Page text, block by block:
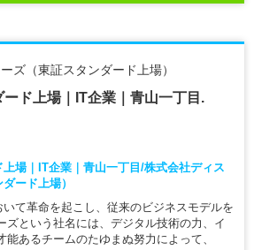
ズ（東証スタンダード上場）
ド上場｜IT企業｜青山一丁目.
場｜IT企業｜青山一丁目/株式会社ディス
ード上場）
て革命を起こし、従来のビジネスモデルを
ズという社名には、デジタル技術の力、イ
能あるチームのたゆまぬ努力によって、